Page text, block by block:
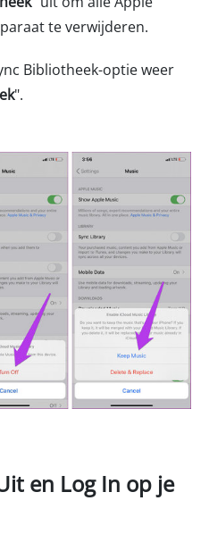
te verwijderen.
Bibliotheek-optie weer
".
en Log In op je